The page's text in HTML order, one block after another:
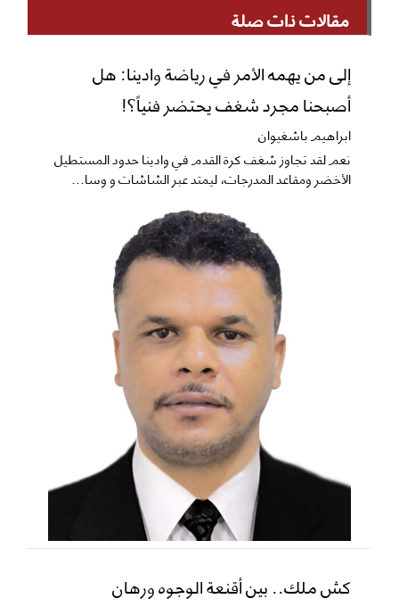
مقالات ذات صلة
إلى من يهمه الأمر في رياضة وادينا: هل
أصبحنا مجرد شغف يحتضر فنياً؟!
ابراهيم باشغيوان
نعم ​لقد تجاوز شغف كرة القدم في وادينا حدود المستطيل
الأخضر ومقاعد المدرجات، ليمتد عبر الشاشات و وسا...
كش ملك.. بين أقنعة الوجوه ورهان